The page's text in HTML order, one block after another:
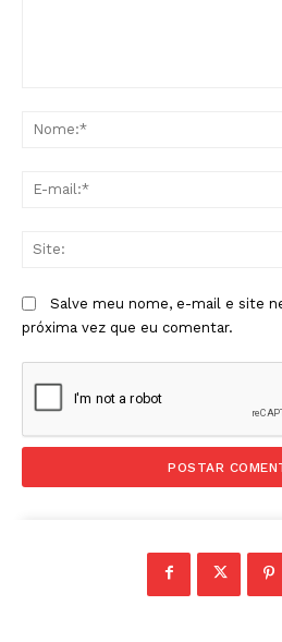
Salve meu nome, e-mail e site
próxima vez que eu comentar.